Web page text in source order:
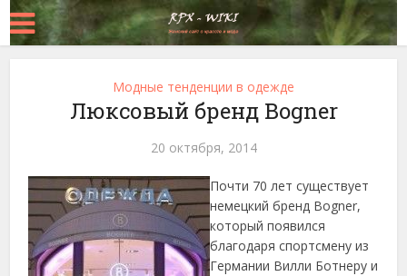
Модные тенденции в одежде
Люксовый бренд Bogner
20 октября, 2014
Почти 70 лет существует
немецкий бренд Bogner,
который появился
благодаря спортсмену из
Германии Вилли Ботнеру и